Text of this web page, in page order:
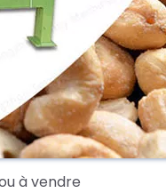
à vendre